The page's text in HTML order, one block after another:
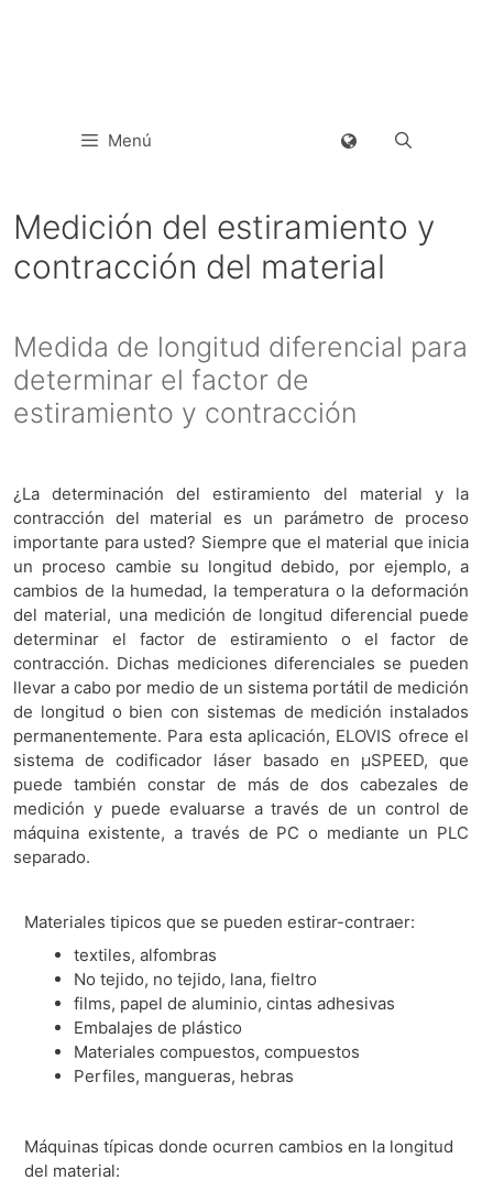
Menú
Medición del estiramiento y
contracción del material
Medida de longitud diferencial para
determinar el factor de
estiramiento y contracción
¿La determinación del estiramiento del material y la
contracción del material es un parámetro de proceso
importante para usted? Siempre que el material que inicia
un proceso cambie su longitud debido, por ejemplo, a
cambios de la humedad, la temperatura o la deformación
del material, una medición de longitud diferencial puede
determinar el factor de estiramiento o el factor de
contracción. Dichas mediciones diferenciales se pueden
llevar a cabo por medio de un sistema portátil de medición
de longitud o bien con sistemas de medición instalados
permanentemente. Para esta aplicación, ELOVIS ofrece el
sistema de codificador láser basado en μSPEED, que
puede también constar de más de dos cabezales de
medición y puede evaluarse a través de un control de
máquina existente, a través de PC o mediante un PLC
separado.
Materiales tipicos que se pueden estirar-contraer:
textiles, alfombras
No tejido, no tejido, lana, fieltro
films, papel de aluminio, cintas adhesivas
Embalajes de plástico
Materiales compuestos, compuestos
Perfiles, mangueras, hebras
Máquinas típicas donde ocurren cambios en la longitud
del material: